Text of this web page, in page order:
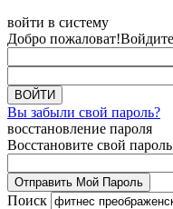
войти в систему
Добро пожаловат!
Вы забыли свой пароль?
восстановление пароля
Восстановите свой пароль
Поиск